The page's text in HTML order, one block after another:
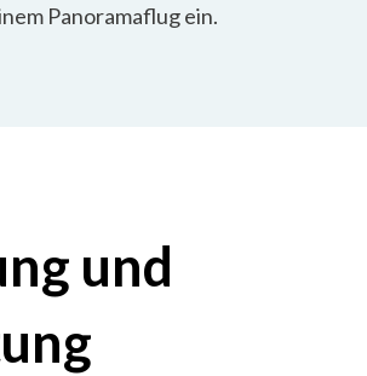
Panoramaflug ein.
und